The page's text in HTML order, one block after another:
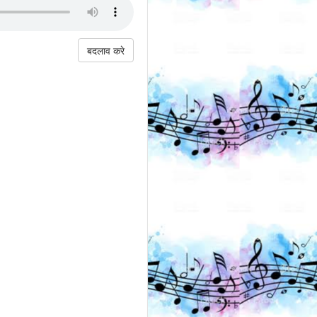
बदलाव करे